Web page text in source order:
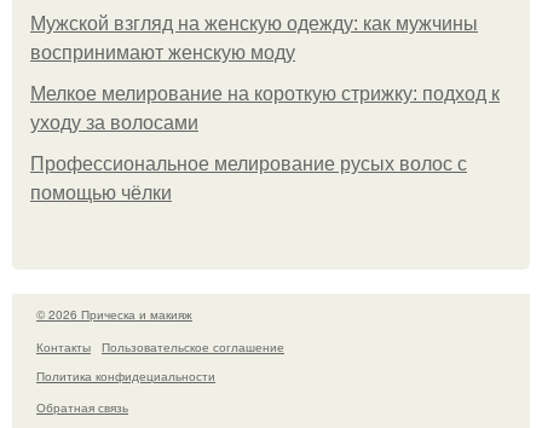
Мужской взгляд на женскую одежду: как мужчины
воспринимают женскую моду
Мелкое мелирование на короткую стрижку: подход к
уходу за волосами
Профессиональное мелирование русых волос с
помощью чёлки
© 2026 Прическа и макияж
Контакты
Пользовательское соглашение
Политика конфидециальности
Обратная связь